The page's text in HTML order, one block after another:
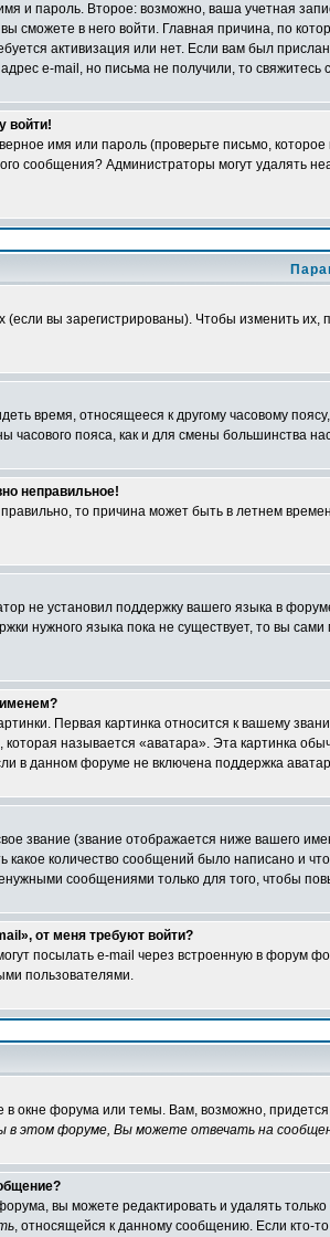
и пароль. Второе: возможно, ваша учетная
сможете в него войти. Главная причина, по
активизация или нет. Если вам был
e-mail, но письма не получили, то
войти!
имя или пароль (проверьте письмо,
сообщения? Администраторы могут удалять
(если вы зарегистрированы). Чтобы изменить их,
время, относящееся к другому часовому
часового пояса, как и для смены большинства
неправильное!
то причина может быть в летнем
не установил поддержку вашего языка в
нужного языка пока не существует, то вы
именем?
Первая картинка относится к вашему
называется «аватара». Эта картинка
в данном форуме не включена поддержка
звание (звание отображается ниже вашего
какое количество сообщений было написано и
сообщениями только для того, чтобы
от меня требуют войти?
посылать e-mail через встроенную в
пользователями.
в окне форума или темы. Вам, возможно,
этом форуме, Вы можете отвечать на
вы можете редактировать и удалять
, относящейся к данному сообщению. Если кто-